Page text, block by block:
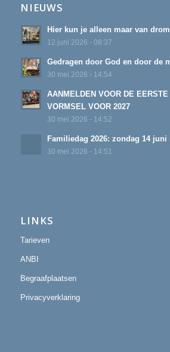
NIEUWS
Hier kun je alleen maar van
12 juni 2026 - 08:37
Gedragen door God en door de
30 mei 2026 - 14:54
AANMELDEN VOOR DE
VORMSEL VOOR 2027
30 mei 2026 - 14:52
Familiedag 2026: zondag 14 juni
30 mei 2026 - 14:51
LINKS
Tarieven
ANBI
Begraafplaatsen
Privacyverklaring